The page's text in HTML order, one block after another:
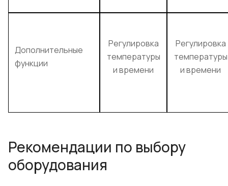
Дополнительные
функции
Регулировка
температуры
и времени
Регулировка
температуры
и времени
Рекомендации по выбору
оборудования